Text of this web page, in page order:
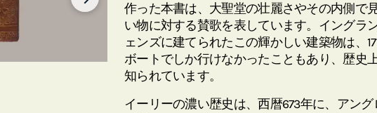
作った本書は、大聖堂の壮麗さやその内側で
い物に対する賛歌を表しています。イングラ
ェンズに建てられたこの輝かしい建築物は、
ボートでしか行けなかったこともあり、歴史
知られています。
イーリーの濃い歴史は、西暦673年に、アン